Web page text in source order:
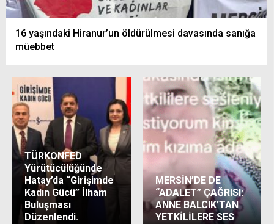
16 yaşındaki Hiranur’un öldürülmesi davasında sanığa
müebbet
TÜRKONFED
Yürütücülüğünde
Hatay’da “Girişimde
Kadın Gücü” İlham
Buluşması
Düzenlendi.
MERSİN’DE DE
“ADALET” ÇAĞRISI:
ANNE BALCIK’TAN
YETKİLİLERE SES